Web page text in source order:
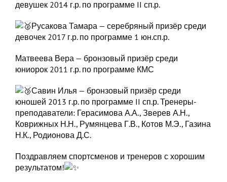
девушек 2014 г.р. по программе II сп.р.
Русакова Тамара — серебряный призёр среди
девочек 2017 г.р. по программе 1 юн.сп.р.
Матвеева Вера — бронзовый призёр среди
юниорок 2011 г.р. по программе КМС
Савин Илья — бронзовый призёр среди
юношей 2013 г.р. по программе II сп.р. Тренеры-
преподаватели: Герасимова А.А., Зверев А.Н.,
Коврижных Н.Н., Румянцева Г.В., Котов М.Э., Газина
Н.К., Родионова Д.С.
Поздравляем спортсменов и тренеров с хорошим
результатом!